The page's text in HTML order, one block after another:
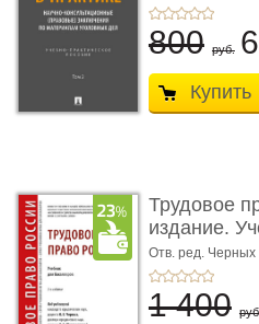
800 руб.
Купить
Трудовое
издание.
Отв. ред.
1 400